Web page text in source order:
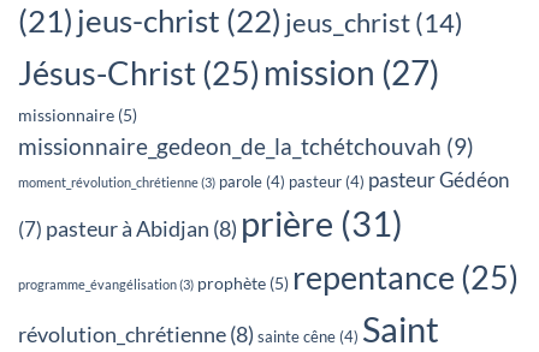
(21) jeus-christ (22) jeus_christ(14)
Jésus-Christ(25) mission (27)
missionnaire (5)
missionnaire_gedeon_de_la_tchétchouvah (9)
moment_révolution_chrétienne(3) parole (4) pasteur (4) pasteur Gédéon
(7) pasteur à Abidjan (8) prière (31)
programme_évangélisation(3) prophète (5) repentance (25)
révolution_chrétienne(8) sainte cêne (4) Saint